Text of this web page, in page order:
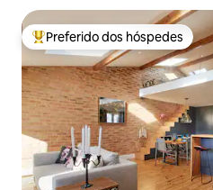
Entre os melhores preferidos
Preferido dos hóspedes